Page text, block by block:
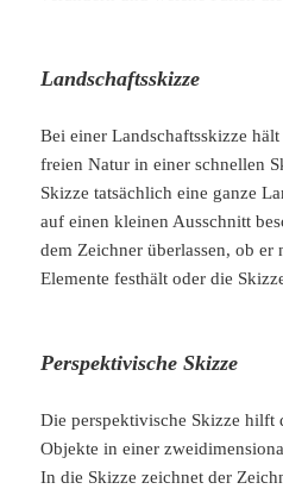
Landschaftsskizze
Bei einer Landschaftsskizze
freien Natur in einer schnellen
Skizze tatsächlich eine ganze
auf einen kleinen Ausschnitt
dem Zeichner überlassen, ob er
Elemente festhält oder die
Perspektivische Skizze
Die perspektivische Skizze hilft
Objekte in einer
In die Skizze zeichnet der